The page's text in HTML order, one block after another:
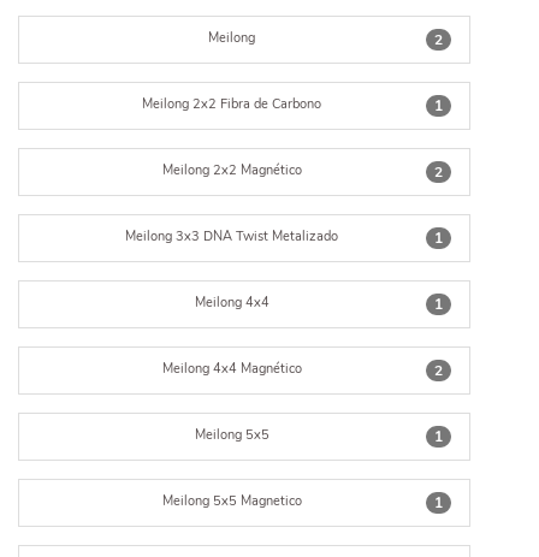
2
Meilong
1
Meilong 2x2 Fibra de Carbono
2
Meilong 2x2 Magnético
1
Meilong 3x3 DNA Twist Metalizado
1
Meilong 4x4
2
Meilong 4x4 Magnético
1
Meilong 5x5
1
Meilong 5x5 Magnetico